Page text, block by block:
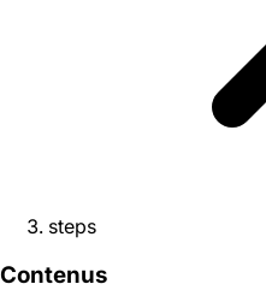
steps
Contenus